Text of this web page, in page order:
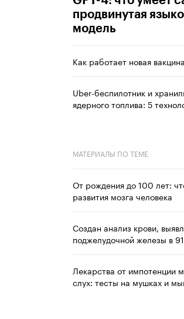
продвинутая
модель
Как работает новая
Uber-беспилотник и
ядерного топлива: 5
МАТЕРИАЛЫ ПО ТЕМЕ
От рождения до 100 лет:
развития мозга человека
Создан анализ крови,
поджелудочной железы в
Лекарства от импотенции
слух: тесты на мушках и